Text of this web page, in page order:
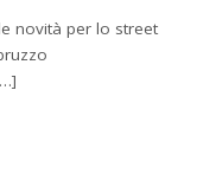
novità per lo street